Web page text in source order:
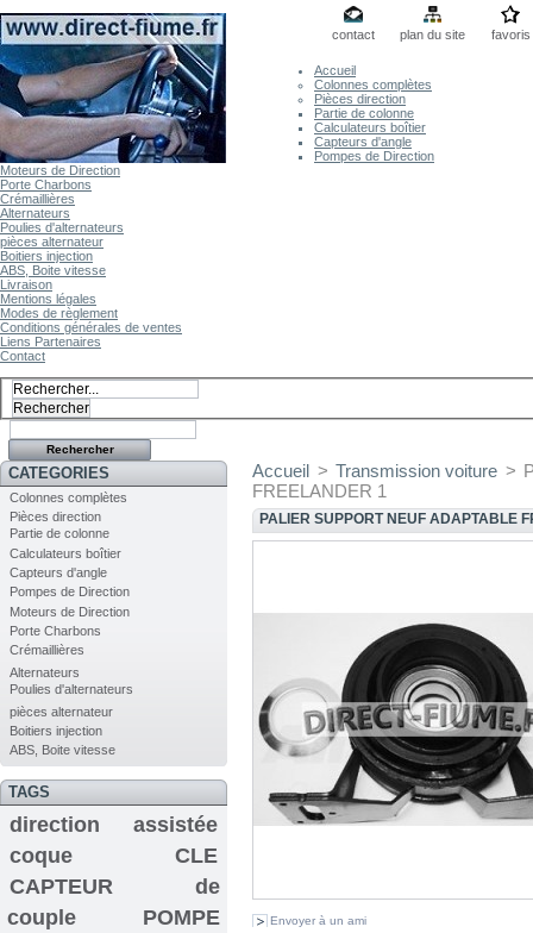
contact plan du site favoris
Accueil
Colonnes complètes
Pièces direction
Partie de colonne
Calculateurs boîtier
Capteurs d'angle
Pompes de Direction
Moteurs de Direction
Porte Charbons
Crémaillières
Alternateurs
Poulies d'alternateurs
pièces alternateur
Boitiers injection
ABS, Boite vitesse
Livraison
Mentions légales
Modes de règlement
Conditions générales de ventes
Liens Partenaires
Contact
CATEGORIES
Colonnes complètes
Pièces direction
Partie de colonne
Calculateurs boîtier
Capteurs d'angle
Pompes de Direction
Moteurs de Direction
Porte Charbons
Crémaillières
Alternateurs
Poulies d'alternateurs
pièces alternateur
Boitiers injection
ABS, Boite vitesse
TAGS
direction assistée
coque CLE
CAPTEUR de
couple
POMPE
Accueil > Transmission voiture >
FREELANDER 1
PALIER SUPPORT NEUF ADAPTABLE
Envoyer à un ami